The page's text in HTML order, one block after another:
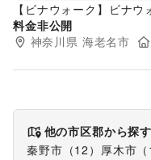
【ビナウォーク】ビナ
料金非公開
神奈川県 海老名市
他の市区郡から探す
秦野市 （12 ） 厚木市 （